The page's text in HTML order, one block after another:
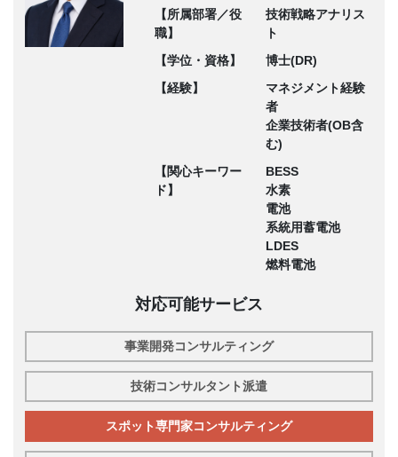
【所属部署／役
職】
技術戦略アナリス
ト
【学位・資格】
博士(DR)
【経験】
マネジメント経験
者
企業技術者(OB含
む)
【関心キーワー
ド】
BESS
水素
電池
系統用蓄電池
LDES
燃料電池
対応可能サービス
事業開発コンサルティング
技術コンサルタント派遣
スポット専門家コンサルティング